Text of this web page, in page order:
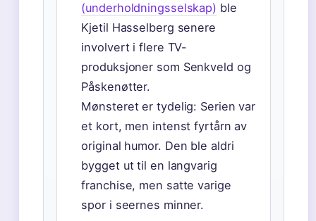
(underholdningsselskap) ble
Kjetil Hasselberg senere
involvert i flere TV-
produksjoner som Senkveld og
Påskenøtter.
Mønsteret er tydelig: Serien var
et kort, men intenst fyrtårn av
original humor. Den ble aldri
bygget ut til en langvarig
franchise, men satte varige
spor i seernes minner.